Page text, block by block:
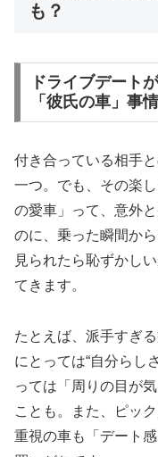
も？
ドライブデート
「彼氏の車」事情
付き合っている相手
一つ。でも、その楽
の愛車」って、意外
のに、乗った瞬間か
見られたら恥ずかし
てきます。
たとえば、派手すぎ
にとっては“自分らし
っては「周りの目が
ことも。また、ピッ
重視の車も「デート